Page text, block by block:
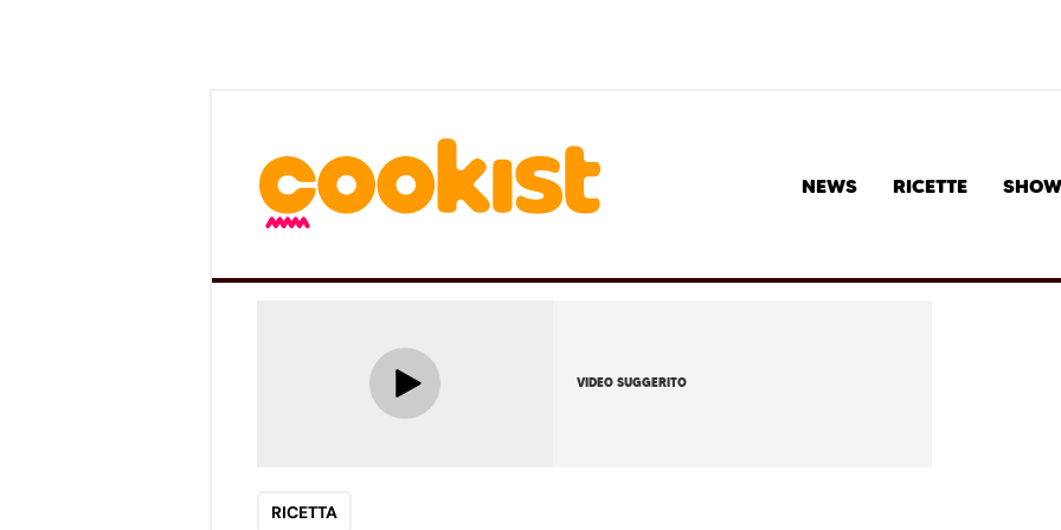
NEWS RICETTE SHOW
VIDEO SUGGERITO
RICETTA